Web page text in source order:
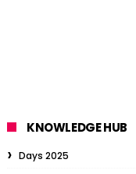
KNOWLEDGE HUB
Days 2025